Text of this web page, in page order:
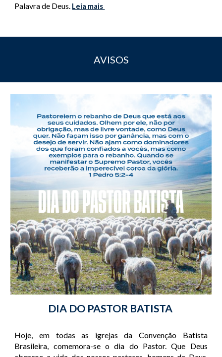
Palavra de Deus. Leia mais
AVISOS
DIA DO PASTOR BATISTA
Hoje, em todas as igrejas da Convenção Batista
Brasileira, comemora-se o dia do Pastor. Que Deus